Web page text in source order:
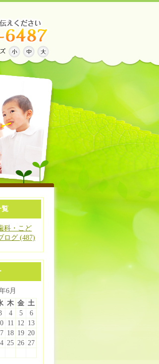
覧
科・こど
ログ (487)
6月
木 金 土
4 5
6
11 12 13
18 19 20
25 26 27